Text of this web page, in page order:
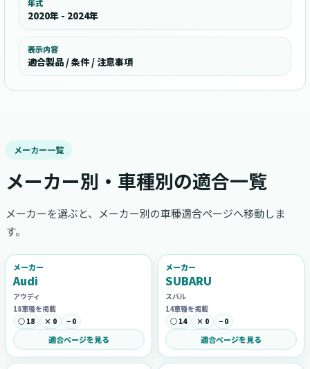
年式
2020年 - 2024年
表示内容
適合製品 / 条件 / 注意事項
メーカー一覧
メーカー別・車種別の適合一覧
メーカーを選ぶと、メーカー別の車種適合ページへ移動しま
す。
メーカー
Audi
アウディ
18車種を掲載
○ 18
× 0 − 0
適合ページを見る
メーカー
SUBARU
スバル
14車種を掲載
○ 14
× 0 − 0
適合ページを見る